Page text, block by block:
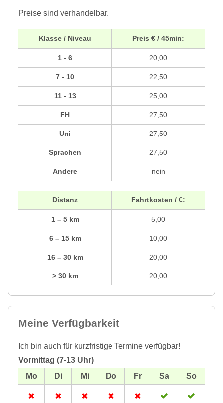
Preise sind verhandelbar.
Klasse / Niveau
1 - 6
7 - 10
11 - 13
FH
Uni
Sprachen
Andere
Preis € / 45min:
20,00
22,50
25,00
27,50
27,50
27,50
nein
Distanz
1 – 5 km
6 – 15 km
16 – 30 km
> 30 km
Fahrtkosten / €:
5,00
10,00
20,00
20,00
Meine Verfügbarkeit
Ich bin auch für kurzfristige Termine verfügbar!
Vormittag (7-13 Uhr)